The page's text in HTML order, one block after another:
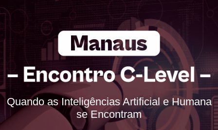
Quando as Inteligências Artificial e Humana
se Encontram